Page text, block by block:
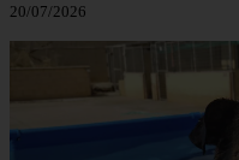
20/07/2026